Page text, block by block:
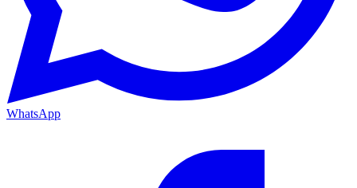
WhatsApp